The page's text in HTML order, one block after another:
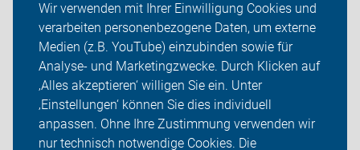
Wir verwenden mit Ihrer Einwilligung Cookies und
verarbeiten personenbezogene Daten, um externe
Medien (z.B. YouTube) einzubinden sowie für
Analyse- und Marketingzwecke. Durch Klicken auf
‚Alles akzeptieren‘ willigen Sie ein. Unter
‚Einstellungen‘ können Sie dies individuell
anpassen. Ohne Ihre Zustimmung verwenden wir
nur technisch notwendige Cookies. Die
ADFC Hof
ADFC Hof "Des sen mir!"
Sei dabei
Login